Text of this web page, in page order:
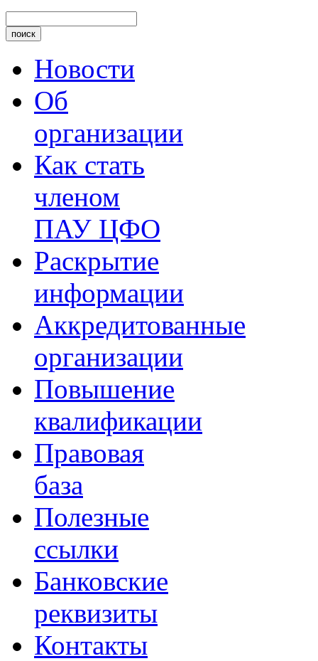
Новости
Об
организации
Как стать
членом
ПАУ ЦФО
Раскрытие
информации
Аккредитованные
организации
Повышение
квалификации
Правовая
база
Полезные
ссылки
Банковские
реквизиты
Контакты